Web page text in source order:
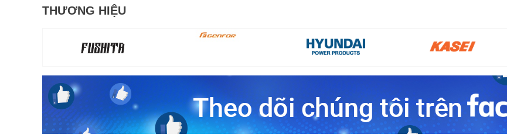
THƯƠNG HIỆU